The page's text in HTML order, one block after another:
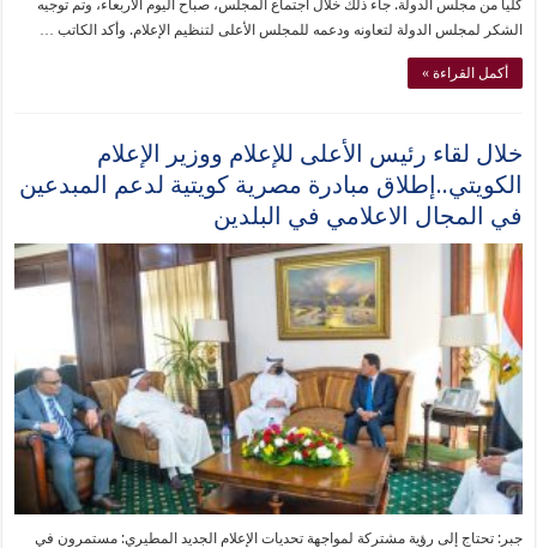
كليا من مجلس الدولة. جاء ذلك خلال اجتماع المجلس، صباح اليوم الأربعاء، وتم توجيه
الشكر لمجلس الدولة لتعاونه ودعمه للمجلس الأعلى لتنظيم الإعلام. وأكد الكاتب …
أكمل القراءة »
خلال لقاء رئيس الأعلى للإعلام ووزير الإعلام
الكويتي..إطلاق مبادرة مصرية كويتية لدعم المبدعين
في المجال الاعلامي في البلدين
جبر: تحتاج إلى رؤية مشتركة لمواجهة تحديات الإعلام الجديد المطيري: مستمرون في